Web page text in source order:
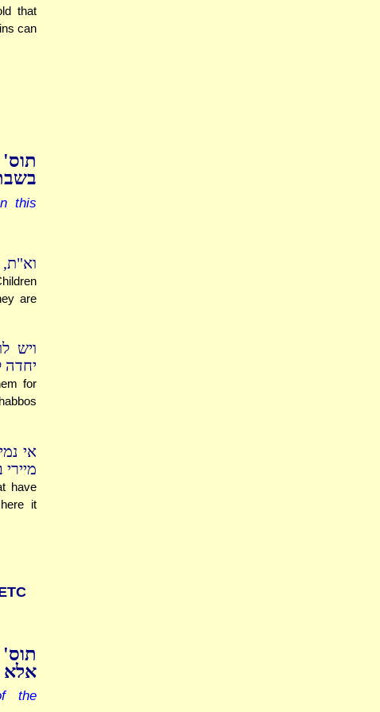
that
can
תוס'
this
וא"ת,
are
ויש
יחדה
for
אי
have
it
תוס'
אלא
the